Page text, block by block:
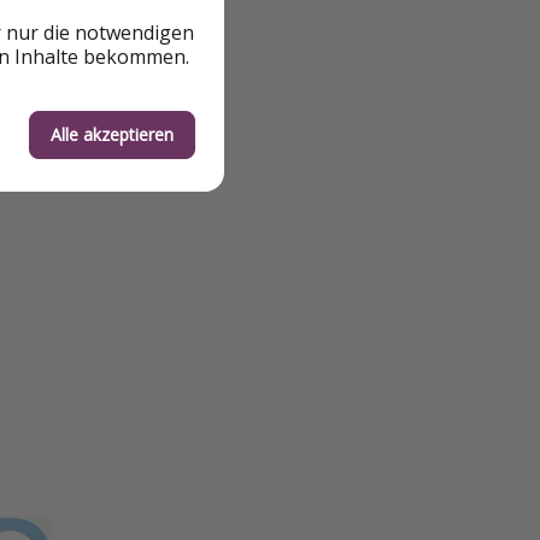
nur die notwendigen
Inhalte bekommen.
Alle akzeptieren